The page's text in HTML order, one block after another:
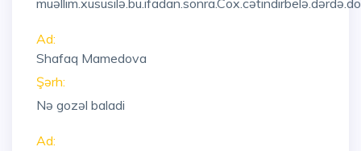
Ad:
Shafaq Mamedova
Şərh:
Nə gozəl baladi
Ad: